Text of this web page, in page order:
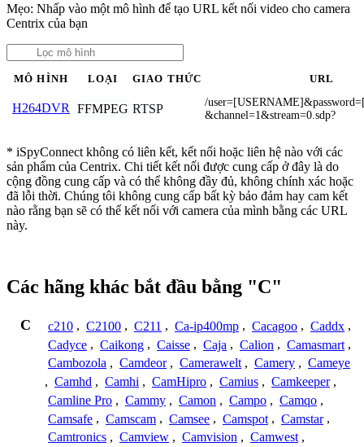
Mẹo: Nhấp vào một mô hình để tạo URL kết nối video cho camera
Centrix của bạn
MÔ HÌNH LOẠI GIAO THỨC URL
H264DVR FFMPEG RTSP
/
&channel=1&stream=0.sdp?
* iSpyConnect không có liên kết, kết nối hoặc liên hệ nào với các
sản phẩm của Centrix. Chi tiết kết nối được cung cấp ở đây là do
cộng đồng cung cấp và có thể không đầy đủ, không chính xác hoặc
đã lỗi thời. Chúng tôi không cung cấp bất kỳ bảo đảm hay cam kết
nào rằng bạn sẽ có thể kết nối với camera của mình bằng các URL
này.
Các hãng khác bắt đầu bằng "C"
C c210 , C2100 , C211 , Ca-ip400mp , Cacagoo , Caddx ,
Cadyce , Caikong , Caisse , Caja , Calion , Camasmart ,
Cambozola , Camdeor , Camerawelt , Camery , Cameye
, Camhd , Camhi , CamHipro , Camius , Camkeeper ,
Camline Pro , Cammy , Camon , Campo , Camqo ,
Camsafe , Camscam , Camsee , Camspot , Camstar ,
Camtronics , Camview , Camvision , Camwest ,